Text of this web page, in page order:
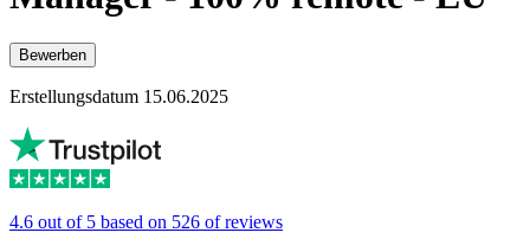
Bewerben
Erstellungsdatum 15.06.2025
4.6 out of 5 based on 526 of reviews